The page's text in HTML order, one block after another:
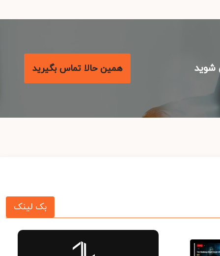
همین حالا تماس بگیرید
بک لینک